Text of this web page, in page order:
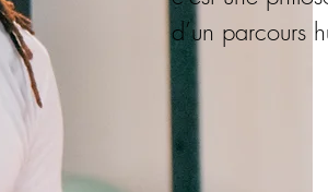
d’un parcours